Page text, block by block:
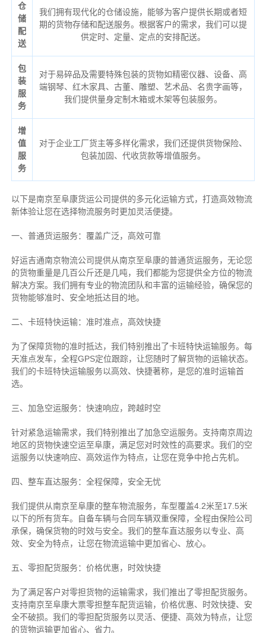
仓
储
配
送
我们拥有现代化的仓储设施，能够为客户提供长期或者短
期的货物存储和配送服务。根据客户的需求，我们可以提
供定时、定量、定点的安排配送。
包
装
服
务
对于易碎品及需要特殊包装的货物如精密仪器、设备、高
端钢琴、红木家具、古董、雕塑、艺术品、名贵字画等，
我们提供量身定制木箱或木架等包装服务。
增
值
服
务
对于企业工厂货主等多样化需求，我们还提供货物保险、
包装加固、代收货款等增值服务。
以下是南京至阜康货运公司提供的多元化运输方式，打造高效物流
新体验让您在选择物流服务时更加灵活便捷。
一、普通货运服务：覆盖广泛，高效可靠
好运吉通南京物流公司提供从南京至阜康的普通货运服务，无论您
的货物重量是几百公斤还是几吨，我们都能为您提供全方位的物流
解决方案。我们拥有专业的物流团队和丰富的运输经验，确保您的
货物能够准时、安全地抵达目的地。
二、卡班特快运输：准时准点，高效快捷
为了保障货物的准时抵达，我们特别推出了卡班特快运输服务。每
天准点发车，全程GPS定位跟踪，让您随时了解货物的运输状态。
我们的卡班特快运输服务以高效、快捷著称，是您的准时运输首
选。
三、加急空运服务：快速响应，跨越时空
针对紧急运输需求，我们特别推出了加急空运服务。支持南京周边
地区的货物快速空运至阜康，满足您对时效性的高要求。我们的空
运服务以快速响应、高效运作为特点，让您在竞争中抢占先机。
四、整车直达服务：全程保障，安全无忧
我们提供从南京至阜康的整车物流服务，车型覆盖4.2米至17.5米
以下的所有货车。自备车辆与合同车辆双重保障，全程由保险公司
承保，确保货物的时效与安全。我们的整车直达服务以专业、高
效、安全为特点，让您在物流运输中更加省心、放心。
五、零担配货服务：价格优惠，时效快捷
为了满足客户对零担货物的运输需求，我们推出了零担配货服务。
支持南京至阜康大票零担整车配货运输，价格优惠、时效快捷、安
全不破损。我们的零担配货服务以灵活、便捷、高效为特点，让您
的货物运输更加省心、省力。